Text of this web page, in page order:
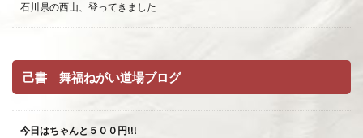
石川県の西山、登ってきました
己書 舞福ねがい道場ブログ
今日はちゃんと５００円!!!